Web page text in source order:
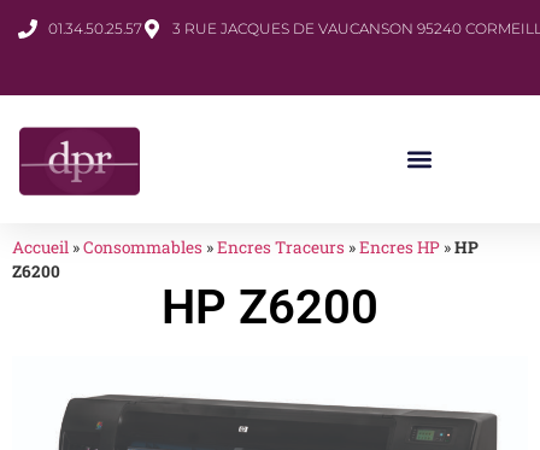
01.34.50.25.57 3 RUE JACQUES DE VAUCANSON 95240
Accueil »Consommables »Encres Traceurs »Encres HP »HP
Z6200
HP Z6200